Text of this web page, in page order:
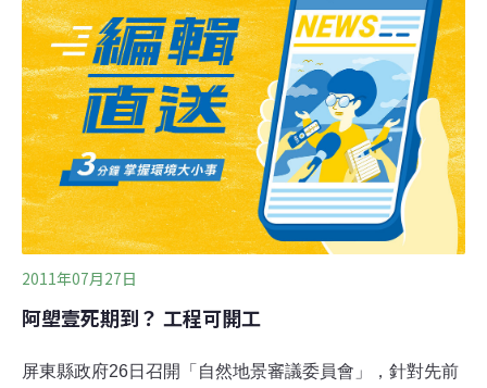
觀音鼻路段依文化資產保存法，公告列為「暫定自然地景
保留區」，第1階段保留期限在7月24日到期。 屏東縣政府
公告，延長阿塱壹暫定自然地景保留區時間，延長時間至
101年1月31日，屏東縣府進行地質地形景觀調查、動植物
生態調查和陸蟹資源調查。 開發單位交通部公路總局表
示，將報請主管機關於明年1月後，再審慎評估該路段開
發的必要性。
2011年07月27日
阿塱壹死期到？ 工程可開工
屏東縣政府26日召開「自然地景審議委員會」，針對先前